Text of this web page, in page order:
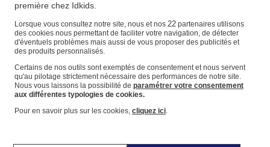
Vos informations personnelles
Suivre une commande
Magasin
Panier
Favoris
première chez Idkids.
Lorsque vous consultez notre site, nous et nos 22partenaires utilisons
des cookies nous permettant de faciliter votre navigation, de détecter
d'éventuels problèmes mais aussi de vous proposer des publicités et
des produits personnalisés.
Certains de nos outils sont exemptés de consentement et nous servent
qu'au pilotage strictement nécessaire des performances de notre site.
Nous vous laissons la possibilité de paramétrer votre consentement
aux différentes typologies de cookies.
Pour en savoir plus sur les cookies, cliquez ici.